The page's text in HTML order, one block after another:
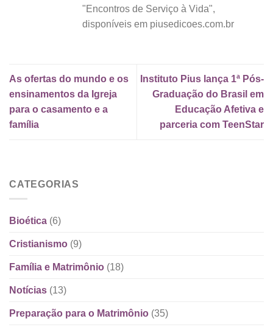
"Encontros de Serviço à Vida",
disponíveis em piusedicoes.com.br
As ofertas do mundo e os
ensinamentos da Igreja
para o casamento e a
família
Instituto Pius lança 1ª Pós-
Graduação do Brasil em
Educação Afetiva e
parceria com TeenStar
CATEGORIAS
Bioética (6)
Cristianismo (9)
Família e Matrimônio (18)
Notícias (13)
Preparação para o Matrimônio (35)